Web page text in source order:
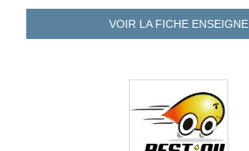
VOIR LA FICHEENSEIGNE